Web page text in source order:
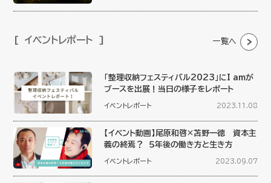
イベントレポート 一覧へ
「整理収納フェスティバル2023」にI amが
ブースを出展！当日の様子をレポート
イベントレポート 2023.11.08
【イベント動画】尾原和啓×苫野一徳 資本主
義の終焉？ ５年後の働き方と生き方
イベントレポート 2023.09.07